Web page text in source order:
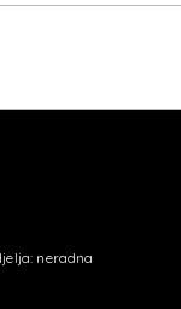
neradna